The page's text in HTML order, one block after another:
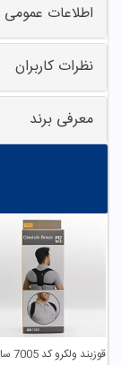
اطلاعات عمومی
نظرات کاربران
معرفی برند